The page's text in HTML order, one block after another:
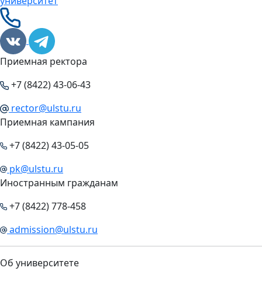
Приемная ректора
+7 (8422) 43-06-43
rector@ulstu.ru
Приемная кампания
+7 (8422) 43-05-05
pk@ulstu.ru
Иностранным гражданам
+7 (8422) 778-458
admission@ulstu.ru
Об университете